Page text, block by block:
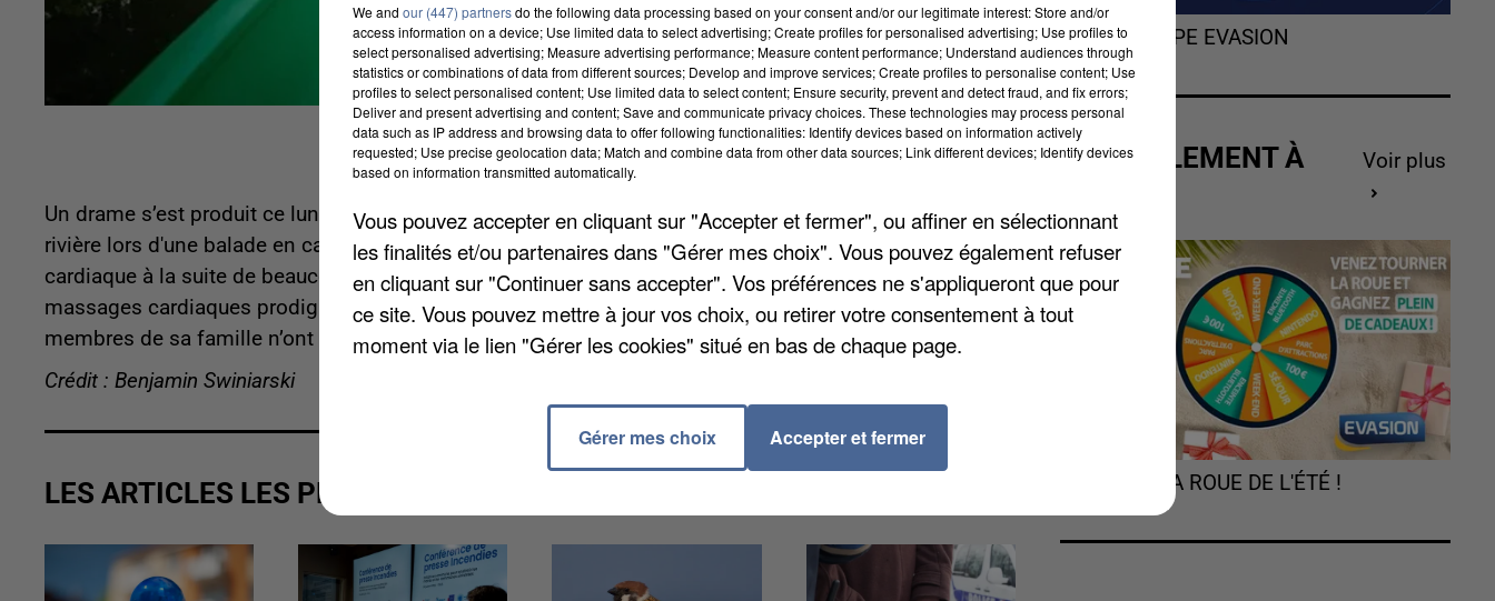
Un drame s’est produit ce lundi 18 avril à Garennes-sur-Eure. Un habitant d’Auneau, est tombé dans la
rivière lors d'une balade en canoé non loin d’Anet. Âgé de 66 ans, l’homme a été victime d’un malaise
cardiaque à la suite de beaucoup d’efforts pour sortir son chien attaché à l’embarcation. Malgré les
massages cardiaques prodigués par les pompiers, la victime n’a pas pu être réanimée. Les autres
membres de sa famille n’ont pas été blessés selon l’Echo Républicain.
Crédit : Benjamin Swiniarski
LES ARTICLES LES PLUS VUS
L'HOROSCOPE EVASION
ACTUELLEMENT À
Voir plus
TOURNEZ LA ROUE DE L'ÉTÉ !
We and our (447) partnersdo the following data processing based on your consent and/or our legitimate interest: Store and/or
access information on a device; Use limited data to select advertising; Create profiles for personalised advertising; Use profiles to
select personalised advertising; Measure advertising performance; Measure content performance; Understand audiences through
statistics or combinations of data from different sources; Develop and improve services; Create profiles to personalise content; Use
profiles to select personalised content; Use limited data to select content; Ensure security, prevent and detect fraud, and fix errors;
Deliver and present advertising and content; Save and communicate privacy choices. These technologies may process personal
data such as IP address and browsing data to offer following functionalities: Identify devices based on information actively
requested; Use precise geolocation data; Match and combine data from other data sources; Link different devices; Identify devices
based on information transmitted automatically.
Vous pouvez accepter en cliquant sur "Accepter et fermer", ou affiner en sélectionnant
les finalités et/ou partenaires dans "Gérer mes choix". Vous pouvez également refuser
en cliquant sur "Continuer sans accepter". Vos préférences ne s'appliqueront que pour
ce site. Vous pouvez mettre à jour vos choix, ou retirer votre consentement à tout
moment via le lien "Gérer les cookies" situé en bas de chaque page.
Gérer mes choix Accepter et fermer